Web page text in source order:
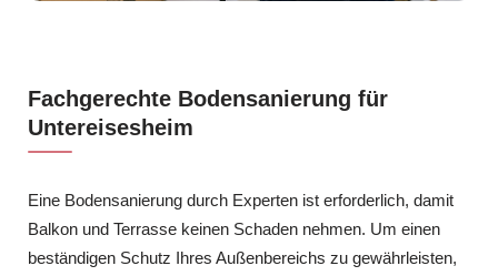
Fachgerechte Bodensanierung für
Untereisesheim
Eine Bodensanierung durch Experten ist erforderlich, damit
Balkon und Terrasse keinen Schaden nehmen. Um einen
beständigen Schutz Ihres Außenbereichs zu gewährleisten,